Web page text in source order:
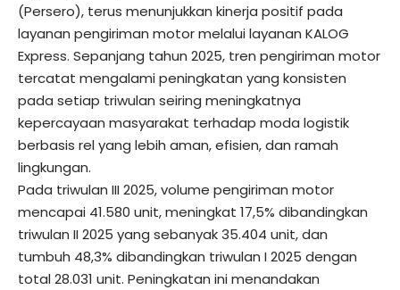
(Persero), terus menunjukkan kinerja positif pada
layanan pengiriman motor melalui layanan KALOG
Express. Sepanjang tahun 2025, tren pengiriman motor
tercatat mengalami peningkatan yang konsisten
pada setiap triwulan seiring meningkatnya
kepercayaan masyarakat terhadap moda logistik
berbasis rel yang lebih aman, efisien, dan ramah
lingkungan.
Pada triwulan III 2025, volume pengiriman motor
mencapai 41.580 unit, meningkat 17,5% dibandingkan
triwulan II 2025 yang sebanyak 35.404 unit, dan
tumbuh 48,3% dibandingkan triwulan I 2025 dengan
total 28.031 unit. Peningkatan ini menandakan